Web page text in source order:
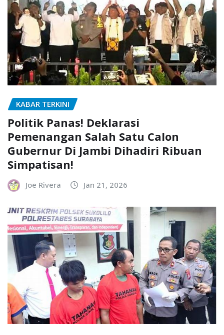
KABAR TERKINI
Politik Panas! Deklarasi
Pemenangan Salah Satu Calon
Gubernur Di Jambi Dihadiri Ribuan
Simpatisan!
Joe Rivera Jan 21, 2026